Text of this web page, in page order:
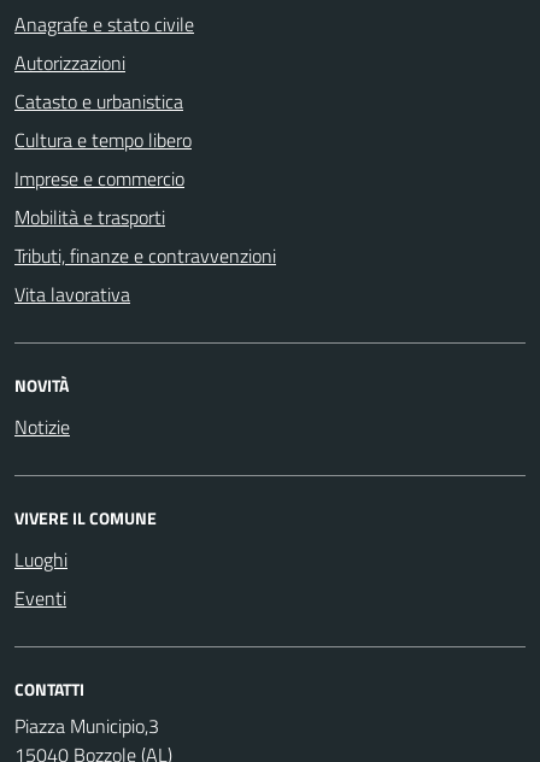
Anagrafe e stato civile
Autorizzazioni
Catasto e urbanistica
Cultura e tempo libero
Imprese e commercio
Mobilità e trasporti
Tributi, finanze e contravvenzioni
Vita lavorativa
NOVITÀ
Notizie
VIVERE IL COMUNE
Luoghi
Eventi
CONTATTI
Piazza Municipio,3
15040 Bozzole (AL)